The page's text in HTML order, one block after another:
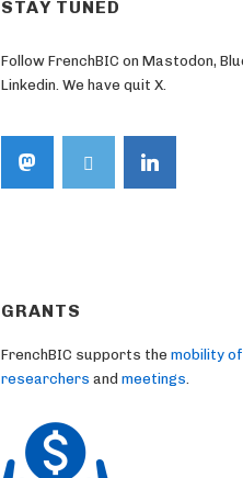
STAY TUNED
Follow FrenchBIC on Mastodon,
Linkedin. We have quit X.
GRANTS
FrenchBIC supports the mobility
researchers and meetings